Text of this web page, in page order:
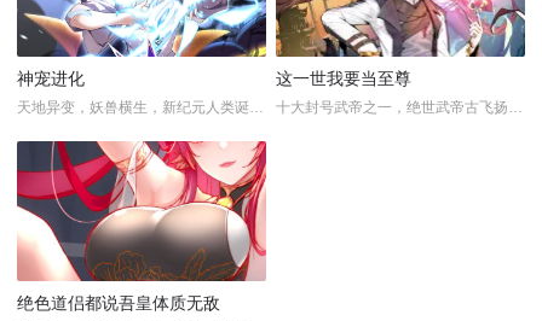
神宠进化
天地异变，妖兽横生，新纪元人类诞生了一种...
这一世我要当至尊
十大封号武帝之一，绝世武帝古飞扬在天荡山...
绝色道侣都说吾皇体质无敌